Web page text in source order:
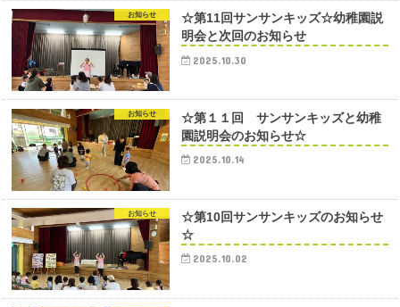
お知らせ
☆第11回サンサンキッズ☆幼稚園説
明会と次回のお知らせ
2025.10.30
お知らせ
☆第１１回 サンサンキッズと幼稚
園説明会のお知らせ☆
2025.10.14
お知らせ
☆第10回サンサンキッズのお知らせ
☆
2025.10.02